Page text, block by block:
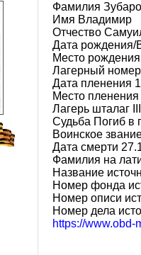
Фамилия
Имя Владимир
Отчество
Дата рождения/
Место
Лагерный
Дата пленения
Место пленения
Лагерь шталаг
Судьба Погиб в
Воинское
Дата смерти
Фамилия на
Название
Номер фонда
Номер описи
Номер дела
https://www.obd-